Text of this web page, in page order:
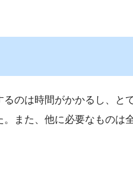
のは時間がかかるし、と
また、他に必要なものは